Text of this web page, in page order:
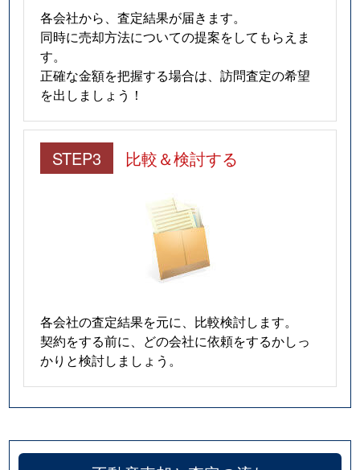
各会社から、査定結果が届きます。
同時に売却方法についての提案をしてもらえま
す。
正確な金額を把握する場合は、訪問査定の希望
を出しましょう！
STEP3 比較＆検討する
各会社の査定結果を元に、比較検討します。
契約をする前に、どの会社に依頼をするかしっ
かりと検討しましょう。